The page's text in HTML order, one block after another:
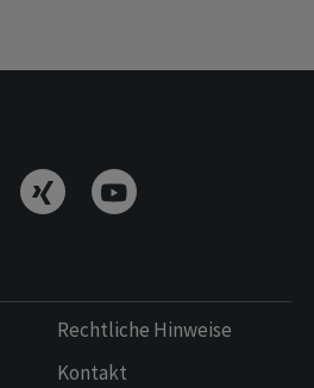
Rechtliche Hinweise
Kontakt